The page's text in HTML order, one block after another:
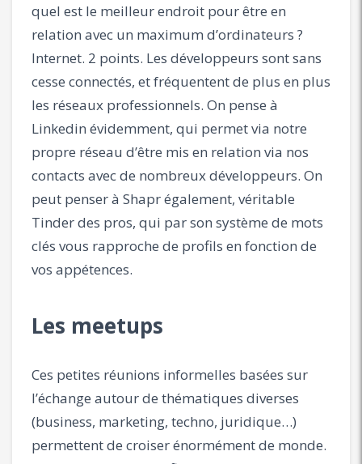
quel est le meilleur endroit pour être en
relation avec un maximum d’ordinateurs ?
Internet. 2 points. Les développeurs sont sans
cesse connectés, et fréquentent de plus en plus
les réseaux professionnels. On pense à
Linkedin évidemment, qui permet via notre
propre réseau d’être mis en relation via nos
contacts avec de nombreux développeurs. On
peut penser à Shapr également, véritable
Tinder des pros, qui par son système de mots
clés vous rapproche de profils en fonction de
vos appétences.
Les meetups
Ces petites réunions informelles basées sur
l’échange autour de thématiques diverses
(business, marketing, techno, juridique…)
permettent de croiser énormément de monde.